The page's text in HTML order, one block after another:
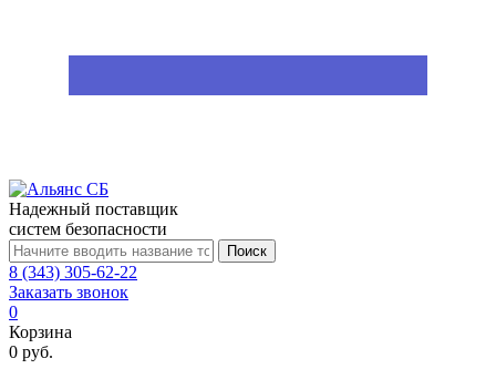
Надежный поставщик
систем безопасности
Поиск
8 (343) 305-62-22
Заказать звонок
0
Корзина
0 руб.